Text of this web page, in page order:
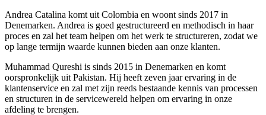
Andrea Catalina komt uit Colombia en woont sinds 2017 in
Denemarken. Andrea is goed gestructureerd en methodisch in haar
proces en zal het team helpen om het werk te structureren, zodat we
op lange termijn waarde kunnen bieden aan onze klanten.
Muhammad Qureshi is sinds 2015 in Denemarken en komt
oorspronkelijk uit Pakistan. Hij heeft zeven jaar ervaring in de
klantenservice en zal met zijn reeds bestaande kennis van processen
en structuren in de servicewereld helpen om ervaring in onze
afdeling te brengen.